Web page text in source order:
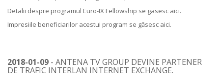
Detalii despre programul Euro-IX Fellowship se gasesc aici.
Impresiile beneficiarilor acestui program se găsesc aici.
2018-01-09 - ANTENA TV GROUP DEVINE PARTENER
DE TRAFIC INTERLAN INTERNET EXCHANGE.